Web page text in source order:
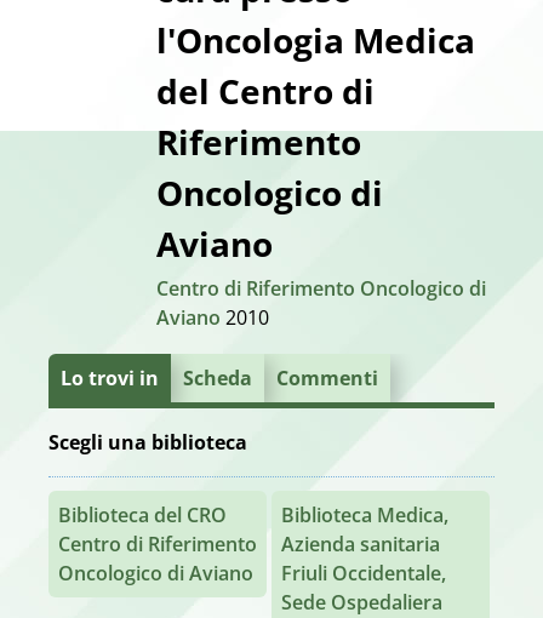
l'Oncologia Medica
del Centro di
Riferimento
Oncologico di
Aviano
Centro di Riferimento Oncologico di
Aviano 2010
Lo trovi in Scheda Commenti
Scegli una biblioteca
Biblioteca del CRO
Centro di Riferimento
Oncologico di Aviano
Biblioteca Medica,
Azienda sanitaria
Friuli Occidentale,
Sede Ospedaliera